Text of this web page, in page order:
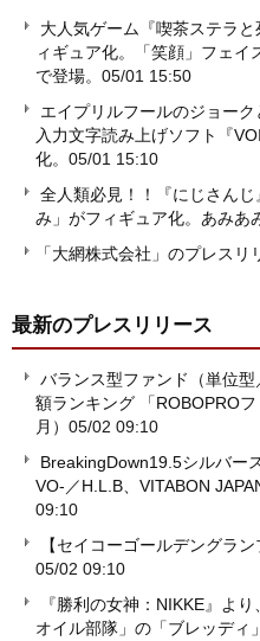
大人気ゲーム『喫茶ステラ
ィギュア化。「笑顔」フェイ
で登場。 05/01 15:50
エイプリルフールのジョーク
入力文字読み上げソフト『
化。 05/01 15:10
全人類必見！！『にじさん
み」がフィギュア化。あみあ
「大網株式会社」のプレス
最新のプレスリリース
バランス型ファンド（単位
額ランキング 「ROBOPRO
月） 05/02 09:10
BreakingDown19.5シルバー
VO-／H.L.B、VITABON
09:10
【セイコーゴールデングラ
05/02 09:10
『勝利の女神：NIKKE』よ
オイル部隊」の「ブレッディ